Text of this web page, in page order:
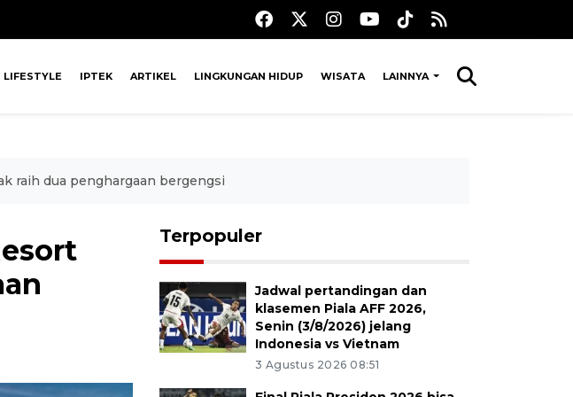
LIFESTYLE IPTEK ARTIKEL LINGKUNGAN HIDUP WISATA LAINNYA
raih dua penghargaan bergengsi
Terpopuler
Jadwal pertandingan dan
klasemen Piala AFF 2026,
Senin (3/8/2026) jelang
Indonesia vs Vietnam
3 Agustus 2026 08:51